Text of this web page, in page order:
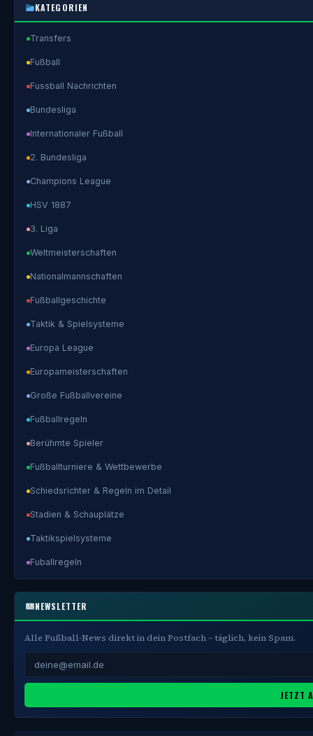
KATEGORIEN
Transfers
Fußball
Fussball Nachrichten
Bundesliga
Internationaler Fußball
2. Bundesliga
Champions League
HSV 1887
3. Liga
Weltmeisterschaften
Nationalmannschaften
Fußballgeschichte
Taktik & Spielsysteme
Europa League
Europameisterschaften
Große Fußballvereine
Fußballregeln
Berühmte Spieler
Fußballturniere & Wettbewerbe
Schiedsrichter & Regeln im Detail
Stadien & Schauplätze
Taktikspielsysteme
Fuballregeln
NEWSLETTER
Alle Fußball-News direkt in dein Postfach – täglich, kein Spam.
JETZT